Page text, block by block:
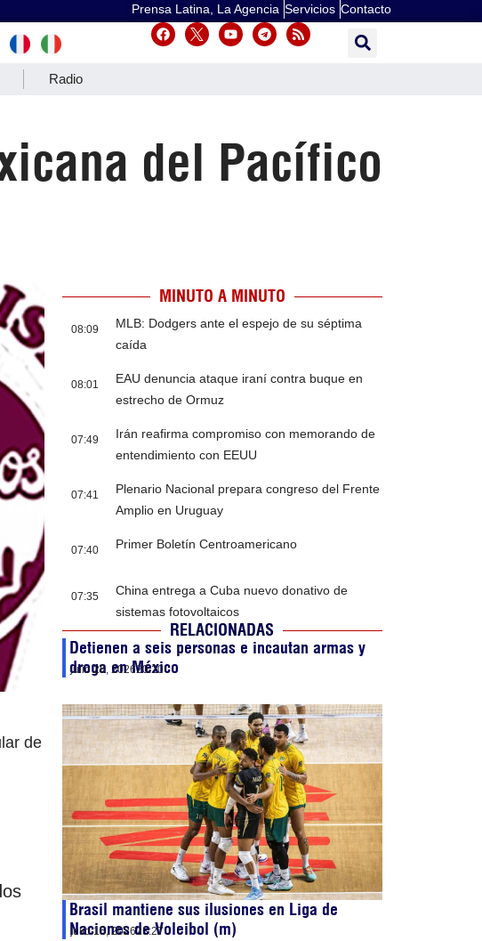
Prensa Latina, La Agencia Servicios Contacto
Radio
del Pacífico
de
MINUTO A MINUTO
08:09
MLB: Dodgers ante el espejo de su séptima
caída
08:01
EAU denuncia ataque iraní contra buque en
estrecho de Ormuz
07:49
Irán reafirma compromiso con memorando de
entendimiento con EEUU
07:41
Plenario Nacional prepara congreso del Frente
Amplio en Uruguay
07:40 Primer Boletín Centroamericano
07:35
China entrega a Cuba nuevo donativo de
sistemas fotovoltaicos
RELACIONADAS
Detienen a seis personas e incautan armas y
droga en México
julio 26, 202620:20
Brasil mantiene sus ilusiones en Liga de
Naciones de Voleibol (m)
julio 15, 202623:27